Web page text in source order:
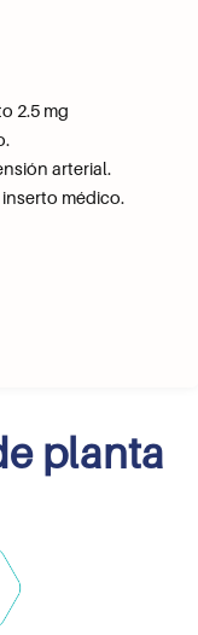
2.5 mg
arterial.
médico.
planta